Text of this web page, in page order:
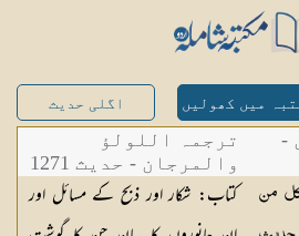
میں کھولیں اگلی حدیث
-
من
ترجمہ اللولؤ
والمرجان - حدیث 1271
کتاب: شکار اور ذبح کے مسائل اور